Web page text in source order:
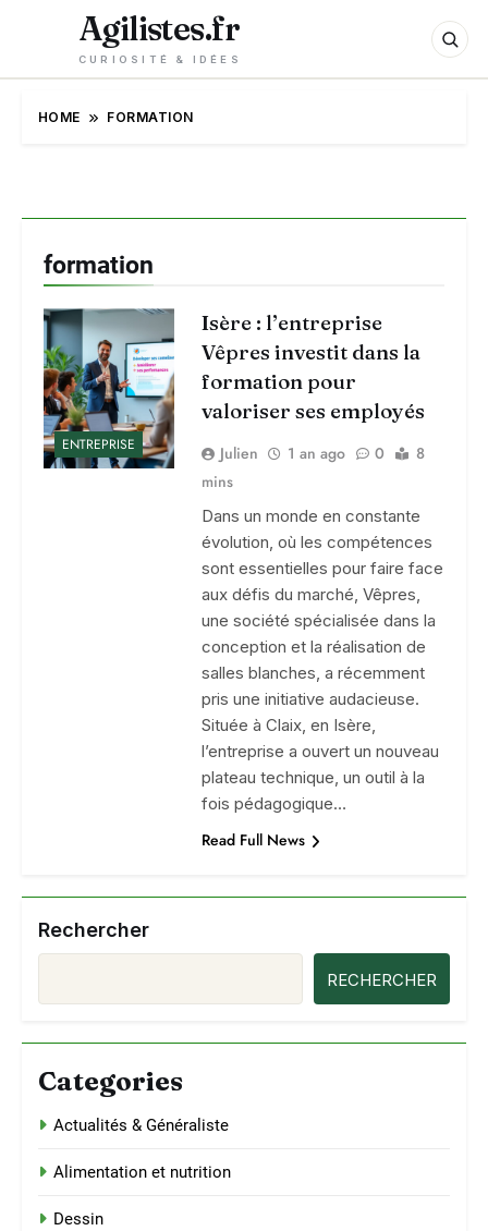
Agilistes.fr
CURIOSITÉ & IDÉES
HOME FORMATION
formation
ENTREPRISE
Isère : l’entreprise
Vêpres investit dans la
formation pour
valoriser ses employés
Julien 1 an ago 0
8
mins
Dans un monde en constante
évolution, où les compétences
sont essentielles pour faire face
aux défis du marché, Vêpres,
une société spécialisée dans la
conception et la réalisation de
salles blanches, a récemment
pris une initiative audacieuse.
Située à Claix, en Isère,
l’entreprise a ouvert un nouveau
plateau technique, un outil à la
fois pédagogique…
Read Full News
Rechercher
RECHERCHER
Categories
Actualités & Généraliste
Alimentation et nutrition
Dessin